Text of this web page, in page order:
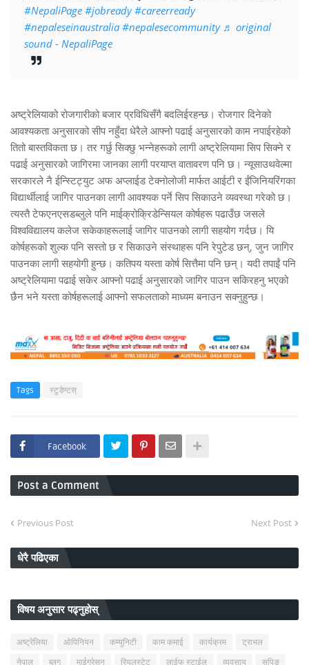
#NepaliPage #jobready #careerready
#nepaleseinaustralia #nepalesecommunity ♬ original
sound - NepaliPage
अष्ट्रेलियाको रोजगारीको बजार प्रविधिसँगै बदलिईरहन्छ। रोजगार दिनेको
आवश्यकता अनुसारको सीप नहुँदा धेरैले आफ्नो पढाई अनुसारको काम नपाईरहेको
तितो बास्तविकता छ। तर गर्छु सिक्छु भन्नेहरूको लागी अष्ट्रेलियामा सिप सिक्ने र
पढाई अनुसारको जागिरमा जानका लागी परयाप्त वातावरण पनि छ। न्यूसाउथवेल्मा
सरकारले नै ईन्स्टिट्युट अफ अप्लाईड टेक्नोलोजी मार्फत आईटी र ईंजिनियरिंगका
विद्यार्थीलाई जागिर पाउनका लागी आवश्यक पर्ने सिप सिकाउने व्यवस्था गरेको छ।
त्यस्तै टेफएनएसडब्लुले पनि माईक्रोक्रिडेन्सियल कोर्षहरू पढाउँछ जसले
विश्वविद्यालय कलेज सकेकाहरूलाई जागिर पाउनको लागी सहयोग गर्दछ। यि
कोर्षहरूको शुल्क पनि सस्तो छ र सिकाउने संस्थाहरू पनि रेपुटेड छन्, जुन जागिर
पाउनका लागी सहयोगी हुन्छ। कतिपय यस्ता कोर्ष सित्तैमा पनि छन्। यदी तपाईं पनि
अष्ट्रेलियामा पढाई सकेर आफ्नो पढाई अनुसारको जागिर पाउन सकिरहनु भएको
छैन भने यस्ता कोर्षहरूलाई आफ्नो सफलताको माध्यम बनाउन सक्नुहुन्छ।
Tags स्टुडेण्टस्
Facebook
Post a Comment
Previous Post Next Post
धेरै पढिएका
विषय अनुसार पढ्नुहोस्
अष्ट्रेलिया ओपिनियन कम्युनिटी काम कमाई कार्यक्रम
ट्राभल
नेपाल
ब्लग माईग्रेसन रियलस्टेट लाईफ स्टाईल व्यवसाय
सपिङ